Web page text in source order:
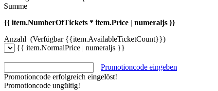
Summe
{{ item.NumberOfTickets * item.Price | numeraljs }}
Anzahl (Verfügbar {{item.AvailableTicketCount}})
{{ item.NormalPrice | numeraljs }}
Promotioncode eingeben
Promotioncode erfolgreich eingelöst!
Promotioncode ungültig!